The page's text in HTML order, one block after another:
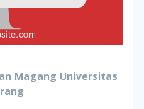
Magang Universitas